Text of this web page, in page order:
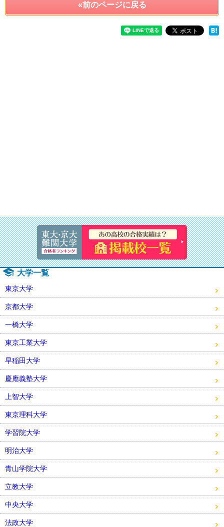
«前のページに戻る
速報！
大学一覧
東京大学
京都大学
一橋大学
東京工業大学
早稲田大学
慶應義塾大学
上智大学
東京理科大学
学習院大学
明治大学
青山学院大学
立教大学
中央大学
法政大学